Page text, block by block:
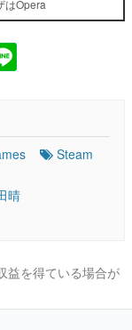
はOpera
Steam
晴
益を得ている場合が